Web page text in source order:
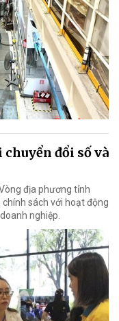
đổi số và
địa phương tỉnh
sách với hoạt động
nghiệp.